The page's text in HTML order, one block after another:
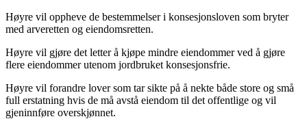
Høyre vil oppheve de bestemmelser i konsesjonsloven som bryter
med arveretten og eiendomsretten.
Høyre vil gjøre det letter å kjøpe mindre eiendommer ved å gjøre
flere eiendommer utenom jordbruket konsesjonsfrie.
Høyre vil forandre lover som tar sikte på å nekte både store og små
full erstatning hvis de må avstå eiendom til det offentlige og vil
gjeninnføre overskjønnet.